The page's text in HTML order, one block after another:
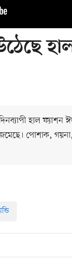
হাল
পোশাক,